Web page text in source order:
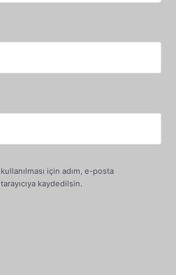
için adım, e-posta
kaydedilsin.